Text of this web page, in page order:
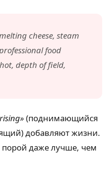
cheese, steam
food
depth of field,
(поднимающийся
добавляют жизни.
даже лучше, чем